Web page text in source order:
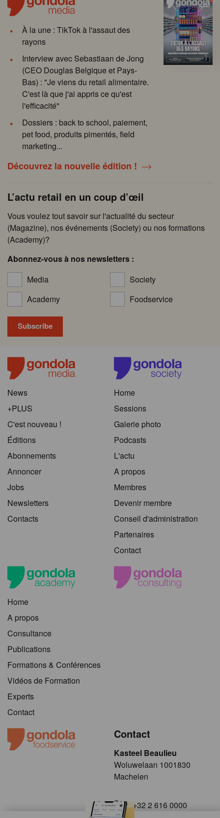
À la une : TikTok à l'assaut des
rayons
Interview avec Sebastiaan de Jong
(CEO Douglas Belgique et Pays-
Bas) : "Je viens du retail alimentaire.
C'est là que j'ai appris ce qu'est
l'efficacité"
Dossiers : back to school, paiement,
pet food, produits pimentés, field
marketing...
Découvrez la nouvelle édition !
L’actu retail en un coup d’œil
Vous voulez tout savoir sur l'actualité du secteur
(Magazine), nos événements (Society) ou nos formations
(Academy)?
Abonnez-vous à nos newsletters :
Media
Society
Academy
Foodservice
News
+PLUS
C'est nouveau !
Éditions
Abonnements
Annoncer
Jobs
Newsletters
Contacts
Home
Sessions
Galerie photo
Podcasts
L'actu
A propos
Membres
Devenir membre
Conseil d'administration
Partenaires
Contact
Home
A propos
Consultance
Publications
Formations & Conférences
Vidéos de Formation
Experts
Contact
Contact
Kasteel Beaulieu
​​​Woluwelaan 1001830
Machelen
+32 2 616 0000